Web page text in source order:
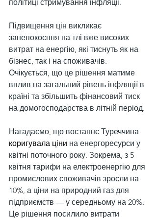
політиці стримування інфляції.
Підвищення цін викликає
занепокоєння на тлі вже високих
витрат на енергію, які тиснуть як на
бізнес, так і на споживачів.
Очікується, що це рішення матиме
вплив на загальний рівень інфляції в
країні та збільшить фінансовий тиск
на домогосподарства в літній період.
Нагадаємо, що востаннє Туреччина
коригувала ціни на енергоресурси у
квітні поточного року. Зокрема, з 5
квітня тарифи на електроенергію для
промислових споживачів зросли на
10%, а ціни на природний газ для
підприємств — у середньому на 20%.
Це рішення посилило витрати